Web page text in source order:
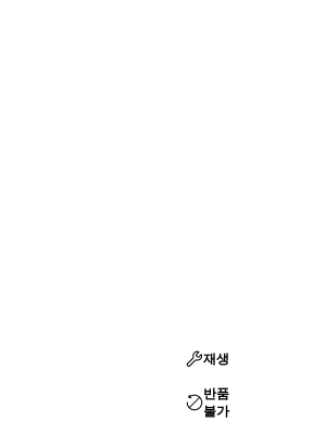
재생
반품
불가